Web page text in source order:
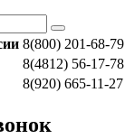
8(800) 201-68-79
8(4812) 56-17-78
8(920) 665-11-27